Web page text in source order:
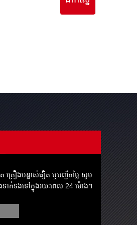
គ្រឿងបន្លាស់ផ្សិត ឬបញ្ជីតម្លៃ សូម
ាក់ទងទៅក្នុងរយៈពេល 24 ម៉ោង។